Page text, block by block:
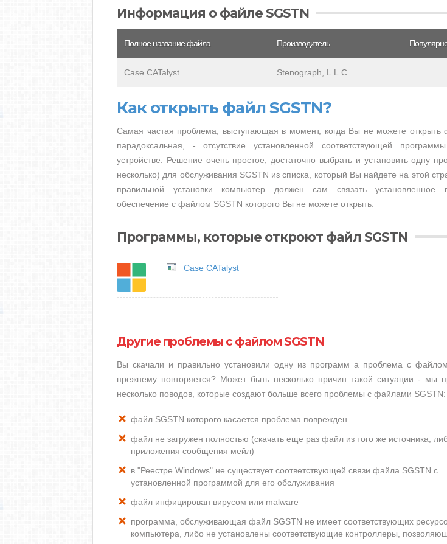
Информация о файле SGSTN
Полное название файла Производитель
Case CATalyst Stenograph, L.L.C.
Как открыть файл SGSTN?
Самая частая проблема, выступающая в момент, когда Вы не можете открыть
парадоксальная, - отсутствие установленной соответствующей
устройстве. Решение очень простое, достаточно выбрать и установить одну
несколько) для обслуживания SGSTN из списка, который Вы найдете на этой
правильной установки компьютер должен сам связать установленное
обеспечение с файлом SGSTN которого Вы не можете открыть.
Программы, которые откроют файл SGSTN
Case CATalyst
Другие проблемы с файлом SGSTN
Вы скачали и правильно установили одну из программ а проблема с
прежнему повторяется? Может быть несколько причин такой ситуации - мы
несколько поводов, которые создают больше всего проблемы с файлами SGSTN:
файл SGSTN которого касается проблема поврежден
файл не загружен полностью (скачать еще раз файл из того же источника,
приложения сообщения мейл)
в "Реестре Windows" не существует соответствующей связи файла SGSTN с
установленной программой для его обслуживания
файл инфицирован вирусом или malware
программа, обслуживающая файл SGSTN не имеет соответствующих
компьютера, либо не установлены соответствующие контроллеры,